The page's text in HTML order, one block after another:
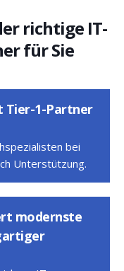
richtige IT-
für Sie
Tier-1-Partner
bei
Unterstützung.
modernste